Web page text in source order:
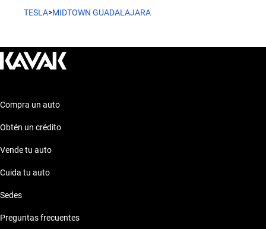
TESLA>MIDTOWN GUADALAJARA
Compra un auto
Obtén un crédito
Vende tu auto
Cuida tu auto
Sedes
Preguntas frecuentes